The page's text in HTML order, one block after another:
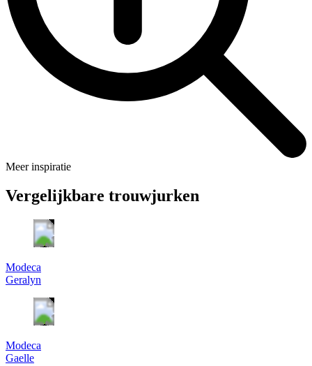
Meer inspiratie
Vergelijkbare trouwjurken
Modeca
Geralyn
Modeca
Gaelle